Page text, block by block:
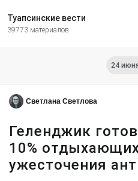
Туапсинские вести
39773 материалов
24
Светлана Светлова
Геленджик
10%
ужесточения